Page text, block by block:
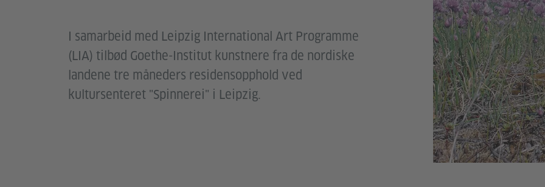
I samarbeid med Leipzig International Art Programme
(LIA) tilbød Goethe-Institut kunstnere fra de nordiske
landene tre måneders residensopphold ved
kultursenteret "Spinnerei" i Leipzig.